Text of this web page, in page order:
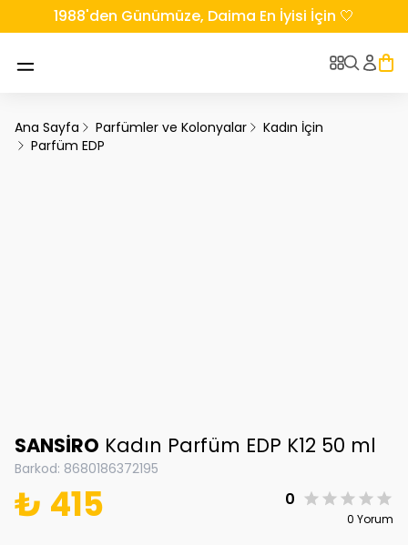
1988'den Günümüze, Daima En İyisi İçin 🤍
Ana Sayfa Parfümler ve Kolonyalar
Kadın İçin
Parfüm EDP
SANSİRO Kadın Parfüm EDP K12 50 ml
Barkod: 8680186372195
₺ 415 0
0 Yorum